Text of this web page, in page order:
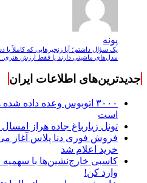
پونه
یک سؤال داشتم؛ آیا زنجیرهایی که کاملاً
مدل‌های ماشینی دارند یا فقط ارزش هنری...
جدیدترین‌های اطلاعات ایران
۳۰۰۰ اتوبوس وعده داده
است
تونل زیارباغ جاده هراز
فروش فوری دنا پلاس آغاز
خرید اعلام شد
وارد کن!